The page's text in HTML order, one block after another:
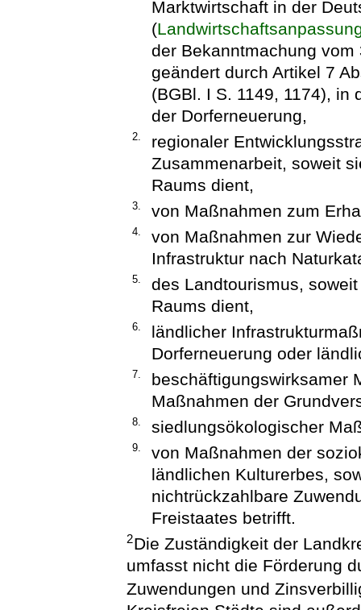
Marktwirtschaft in der
(
der Bekanntmachung
geändert durch Artikel 7
(BGBl. I S. 1149, 1174),
der Dorferneuerung,
2.
regionaler
Zusammenarbeit, soweit
Raums dient,
3. von Maßnahmen zum
4.
von Maßnahmen zur
Infrastruktur nach
5.
des Landtourismus,
Raums dient,
6.
ländlicher
Dorferneuerung oder
7.
beschäftigungswirksamer
Maßnahmen der
8. siedlungsökologischer
9.
von Maßnahmen der
ländlichen Kulturerbes,
nichtrückzahlbare
Freistaates betrifft.
2Die Zuständigkeit der
umfasst nicht die Förderung
Zuwendungen und